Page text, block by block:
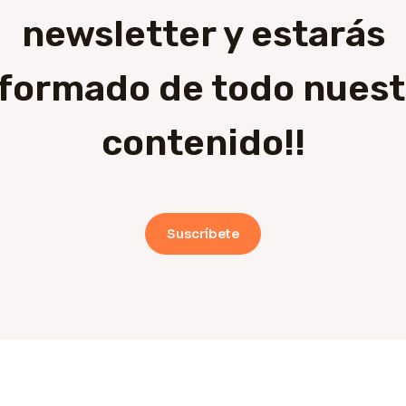
newsletter y estarás
de todo
contenido!!
Suscríbete